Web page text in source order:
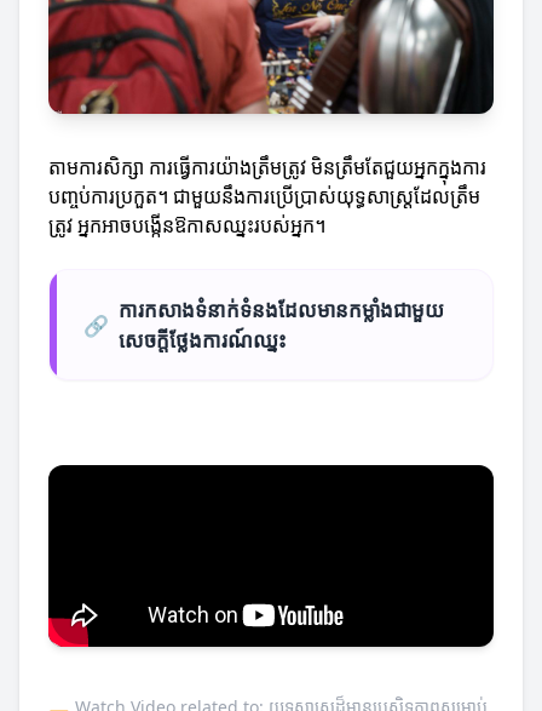
តាមការសិក្សា ការធ្វើការ​យ៉ាងត្រឹមត្រូវ មិនត្រឹមតែជួយអ្នកក្នុងការ
បញ្ចប់ការប្រកួត។ ជាមួយនឹងការប្រើប្រាស់យុទ្ធសាស្ត្រដែលត្រឹម
ត្រូវ អ្នកអាចបង្កើនឱកាសឈ្នះរបស់អ្នក។
🔗
ការកសាងទំនាក់ទំនងដែលមានកម្លាំងជាមួយ
សេចក្ដីថ្លែងការណ៍ឈ្នះ